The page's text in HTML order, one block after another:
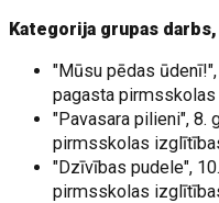
Kategorija grupas
"Mūsu pēdas
pagasta
"Pavasara pilieni", 8.
pirmsskolas
"Dzīvības pudele",
pirmsskolas